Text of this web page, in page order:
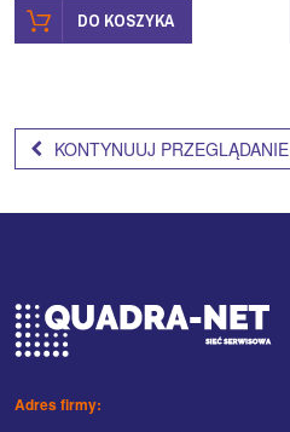
DO KOSZYKA
KONTYNUUJ PRZEGLĄDANIE
Adres firmy: